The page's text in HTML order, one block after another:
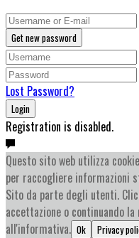
Get new password
Lost Password?
Login
Registration is disabled.
Questo sito web utilizza
per raccogliere informazioni
Sito da parte degli utenti.
accettazione o continuando
all'informativa. Ok Privacy